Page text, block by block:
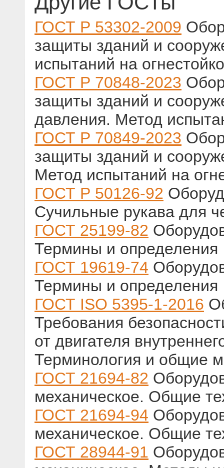
ГОСТ Р 53302-2009
защиты зданий и
испытаний на
ГОСТ Р 70848-2023
защиты зданий и
давления. Метод
ГОСТ Р 70849-2023
защиты зданий и
Метод испытаний на
ГОСТ Р 50126-92
Сучильные рукава для
ГОСТ 25199-82
Термины и определения
ГОСТ 19619-74
Термины и определения
ГОСТ ISO 5395-1-2016
Требования
от двигателя
Терминология и общие
ГОСТ 21694-82
механическое. Общие
ГОСТ 21694-94
механическое. Общие
ГОСТ 28944-91